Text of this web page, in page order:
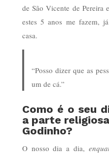
de São Vicente de Pereira
estes 5 anos me fazem,
casa.
“Posso dizer que as
um de cá.”
Como é o seu
a parte
Godinho?
O nosso dia a dia,